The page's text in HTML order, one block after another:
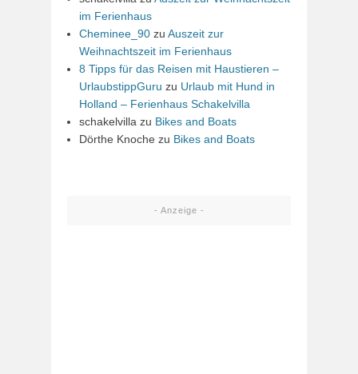
im Ferienhaus
Cheminee_90 zu Auszeit zur
Weihnachtszeit im Ferienhaus
8 Tipps für das Reisen mit Haustieren –
UrlaubstippGuru zu Urlaub mit Hund in
Holland – Ferienhaus Schakelvilla
schakelvilla zu Bikes and Boats
Dörthe Knoche zu Bikes and Boats
- Anzeige -